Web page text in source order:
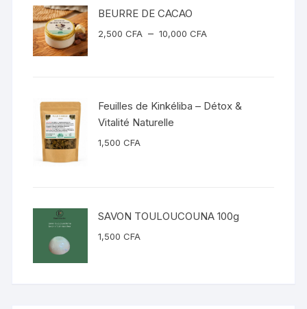
BEURRE DE CACAO
2,500CFA – 10,000CFAPlage
Feuilles de Kinkéliba – Détox &
Vitalité Naturelle
1,500CFA
SAVON TOULOUCOUNA 100g
1,500CFA